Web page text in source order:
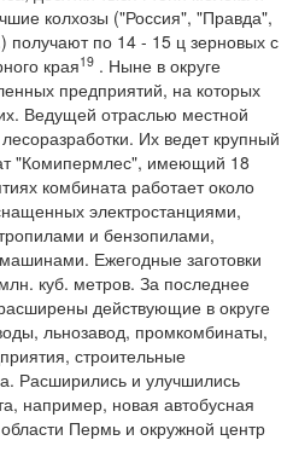
колхозы ("Россия", "Правда",
получают по 14 - 15 ц зерновых с
края19 . Ныне в округе
предприятий, на которых
Ведущей отраслью местной
Их ведет крупный
"Комипермлес", имеющий 18
комбината работает около
электростанциями,
и бензопилами,
Ежегодные заготовки
куб. метров. За последнее
действующие в округе
льнозавод, промкомбинаты,
строительные
Расширились и улучшились
например, новая автобусная
Пермь и окружной центр